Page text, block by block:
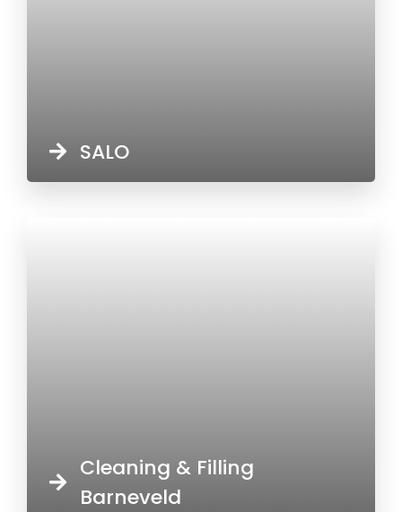
SALO
Cleaning & Filling
Barneveld